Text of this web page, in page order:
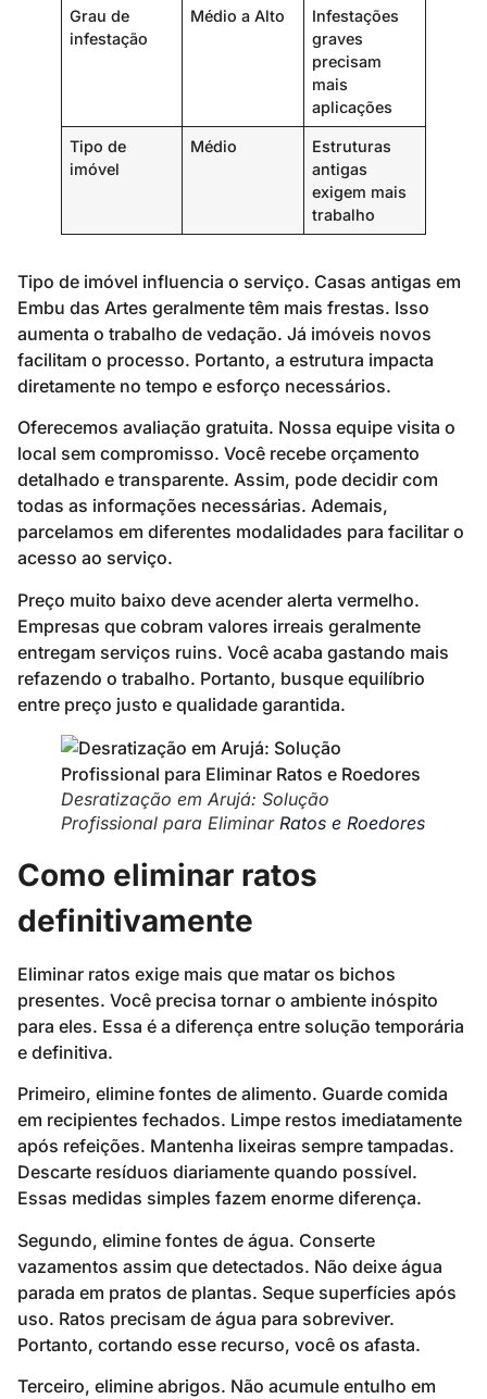
Grau de
infestação
Médio a Alto
Infestações
graves
precisam
mais
aplicações
Tipo de
imóvel
Médio
Estruturas
antigas
exigem mais
trabalho
Tipo de imóvel influencia o serviço. Casas antigas em
Embu das Artes geralmente têm mais frestas. Isso
aumenta o trabalho de vedação. Já imóveis novos
facilitam o processo. Portanto, a estrutura impacta
diretamente no tempo e esforço necessários.
Oferecemos avaliação gratuita. Nossa equipe visita o
local sem compromisso. Você recebe orçamento
detalhado e transparente. Assim, pode decidir com
todas as informações necessárias. Ademais,
parcelamos em diferentes modalidades para facilitar o
acesso ao serviço.
Preço muito baixo deve acender alerta vermelho.
Empresas que cobram valores irreais geralmente
entregam serviços ruins. Você acaba gastando mais
refazendo o trabalho. Portanto, busque equilíbrio
entre preço justo e qualidade garantida.
Desratização em Arujá: Solução
Profissional para Eliminar Ratos e Roedores
Como eliminar ratos
definitivamente
Eliminar ratos exige mais que matar os bichos
presentes. Você precisa tornar o ambiente inóspito
para eles. Essa é a diferença entre solução temporária
e definitiva.
Primeiro, elimine fontes de alimento. Guarde comida
em recipientes fechados. Limpe restos imediatamente
após refeições. Mantenha lixeiras sempre tampadas.
Descarte resíduos diariamente quando possível.
Essas medidas simples fazem enorme diferença.
Segundo, elimine fontes de água. Conserte
vazamentos assim que detectados. Não deixe água
parada em pratos de plantas. Seque superfícies após
uso. Ratos precisam de água para sobreviver.
Portanto, cortando esse recurso, você os afasta.
Terceiro, elimine abrigos. Não acumule entulho em